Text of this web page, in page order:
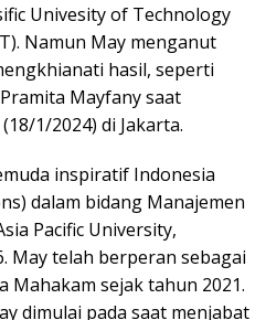
Univesity of Technology
Namun May menganut
hasil, seperti
Mayfany saat
1/2024) di Jakarta.
inspiratif Indonesia
dalam bidang Manajemen
Pacific University,
May telah berperan sebagai
Mahakam sejak tahun 2021.
dimulai pada saat menjabat